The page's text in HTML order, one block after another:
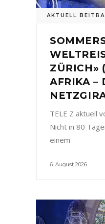
AKTUELL
ZÜRICH»
AFRIKA –
TELE Z aktuell
Nicht in 80
einem
6. August 2026